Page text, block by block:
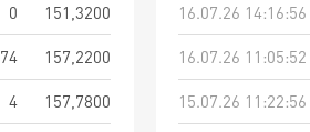
0
151,3200
74
157,2200
4
157,7800
16.07.26 14:16:56
16.07.26 11:05:52
15.07.26 11:22:56